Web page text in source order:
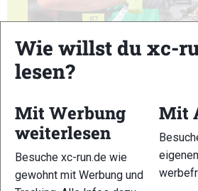
87
89
Wie willst du xc-
lesen?
Mit Werbung
weiterlesen
Besuche xc-run.de wie
gewohnt mit Werbung und
Mit